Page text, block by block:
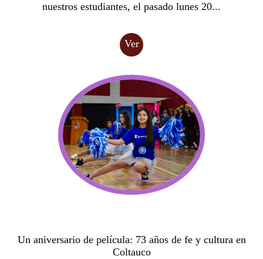
nuestros estudiantes, el pasado lunes 20...
Ver
Un aniversario de película: 73 años de fe y cultura en
Coltauco